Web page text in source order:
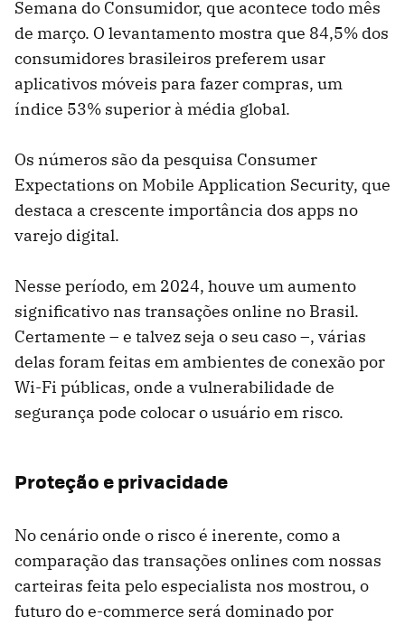
Semana do Consumidor, que acontece todo mês
de março. O levantamento mostra que 84,5% dos
consumidores brasileiros preferem usar
aplicativos móveis para fazer compras, um
índice 53% superior à média global.
Os números são da pesquisa Consumer
Expectations on Mobile Application Security, que
destaca a crescente importância dos apps no
varejo digital.
Nesse período, em 2024, houve um aumento
significativo nas transações online no Brasil.
Certamente – e talvez seja o seu caso –, várias
delas foram feitas em ambientes de conexão por
Wi-Fi públicas, onde a vulnerabilidade de
segurança pode colocar o usuário em risco.
Proteção e privacidade
No cenário onde o risco é inerente, como a
comparação das transações onlines com nossas
carteiras feita pelo especialista nos mostrou, o
futuro do e-commerce será dominado por